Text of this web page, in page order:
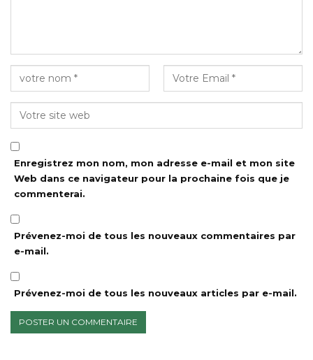
Enregistrez mon nom, mon adresse e-mail et mon site
Web dans ce navigateur pour la prochaine fois que je
commenterai.
Prévenez-moi de tous les nouveaux commentaires par
e-mail.
Prévenez-moi de tous les nouveaux articles par e-mail.